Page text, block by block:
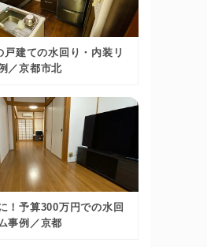
戸建ての水回り・内装リ
／京都市北
！予算300万円での水回
事例／京都